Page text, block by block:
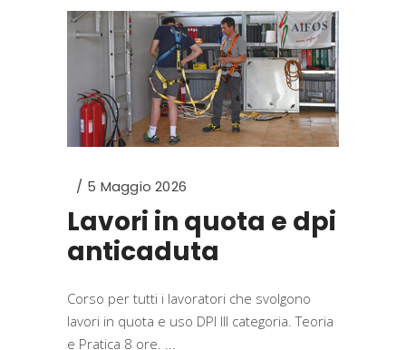
5 Maggio 2026
Lavori in quota e dpi
anticaduta
Corso per tutti i lavoratori che svolgono
lavori in quota e uso DPI III categoria. Teoria
e Pratica 8 ore.